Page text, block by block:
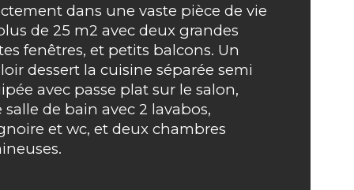
sur rue et place de bels
dans une vaste pièce de vie
de 25 m2 avec deux grandes
fenêtres, et petits balcons. Un
dessert la cuisine séparée semi
avec passe plat sur le salon,
salle de bain avec 2 lavabos,
et wc, et deux chambres